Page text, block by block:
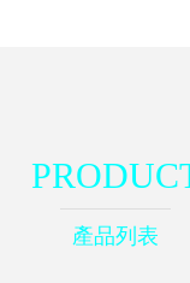
產品列表